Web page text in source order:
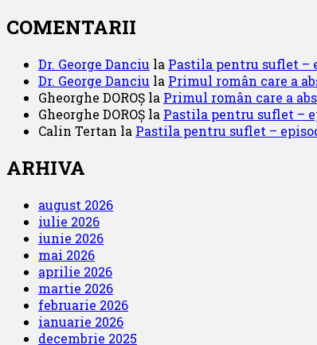
COMENTARII
Dr. George Danciu la Pastila pentru suflet –
Dr. George Danciu la Primul român care a
Gheorghe DOROȘ la Primul român care a
Gheorghe DOROȘ la Pastila pentru suflet –
Calin Tertan la Pastila pentru suflet –
ARHIVA
august 2026
iulie 2026
iunie 2026
mai 2026
aprilie 2026
martie 2026
februarie 2026
ianuarie 2026
decembrie 2025